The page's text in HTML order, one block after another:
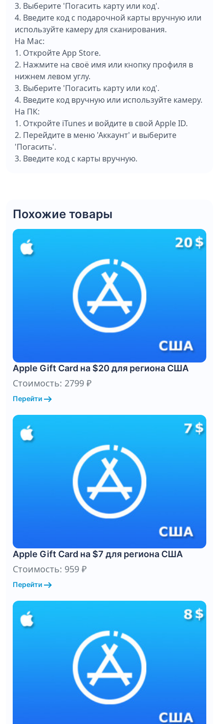
3. Выберите 'Погасить карту или код'.
4. Введите код с подарочной карты вручную или
используйте камеру для сканирования.
На Mac:
1. Откройте App Store.
2. Нажмите на своё имя или кнопку профиля в
нижнем левом углу.
3. Выберите 'Погасить карту или код'.
4. Введите код вручную или используйте камеру.
На ПК:
1. Откройте iTunes и войдите в свой Apple ID.
2. Перейдите в меню 'Аккаунт' и выберите
'Погасить'.
3. Введите код с карты вручную.
Похожие товары
Apple Gift Card на $20 для региона США
Стоимость: 2799 ₽
Перейти arrow_right_alt
Apple Gift Card на $7 для региона США
Стоимость: 959 ₽
Перейти arrow_right_alt